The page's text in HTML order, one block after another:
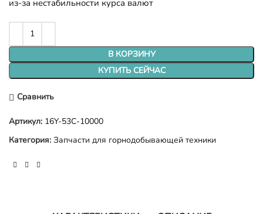
из-за нестабильности курса валют
В КОРЗИНУ
КУПИТЬ СЕЙЧАС
Сравнить
Артикул: 16Y-53C-10000
Категория: Запчасти для горнодобывающей техники